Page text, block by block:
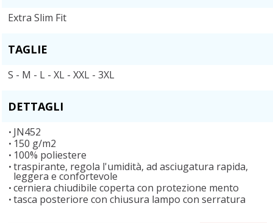
Extra Slim Fit
TAGLIE
S - M - L - XL - XXL - 3XL
DETTAGLI
JN452
150 g/m2
100% poliestere
traspirante, regola l'umidità, ad asciugatura rapida,
leggera e confortevole
cerniera chiudibile coperta con protezione mento
tasca posteriore con chiusura lampo con serratura